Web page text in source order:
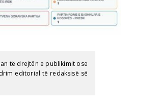
të drejtën e publikimit ose
editorial të redaksisë së